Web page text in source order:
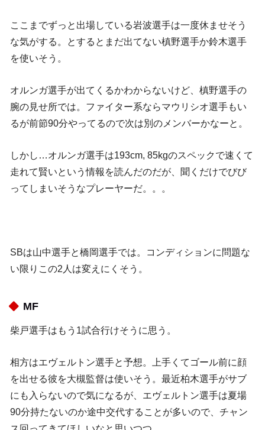
ここまでずっと出場している岩波選手は一度休ませそう
な気がする。とするとまだ出てない槙野選手か鈴木選手
を使いそう。
オルンガ選手が出てくるかわからないけど、槙野選手の
腕の見せ所では。ファイター系ならマウリシオ選手もい
るが前節90分やってるので次は別のメンバーかなーと。
しかし…オルンガ選手は193cm, 85kgのスペックで速くて
走れて賢いという情報を読んだのだが、聞くだけでびび
ってしまいそうなプレーヤーだ。。。
SBは山中選手と橋岡選手では。コンディションに問題な
い限りこの2人は変えにくそう。
MF
柴戸選手はもう1試合行けそうに思う。
相方はエヴェルトン選手と予想。上手くてゴール前に顔
を出せる彼を大槻監督は使いそう。最近柏木選手がサブ
にも入らないので気になるが、エヴェルトン選手は夏場
90分持たないのか途中交代することが多いので、チャン